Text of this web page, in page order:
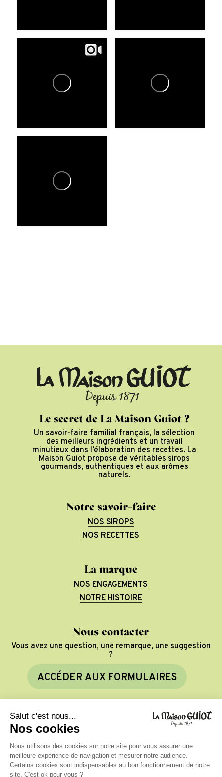
Le secret de La Maison Guiot ?
Un savoir-faire familial français, la sélection
des meilleurs ingrédients et un travail
minutieux dans l’élaboration des recettes. La
Maison Guiot propose de véritables sirops
gourmands, authentiques et aux arômes
naturels.
Notre savoir-faire
NOS SIROPS
NOS RECETTES
La marque
NOS ENGAGEMENTS
NOTRE HISTOIRE
Nous contacter
Vous avez une question, une remarque, une suggestion
?
ACCÉDER AUX FORMULAIRES
©2026
Mentions légales
Politique de confidentialité